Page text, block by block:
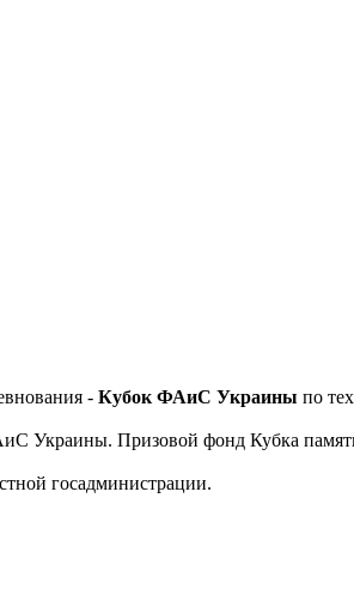
- Кубок ФАиС Украины по
Украины. Призовой фонд Кубка
госадминистрации.